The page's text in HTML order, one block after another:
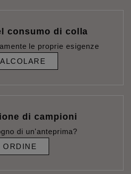
consumo di colla
le proprie esigenze
di campioni
di un'anteprima?
ORDINE